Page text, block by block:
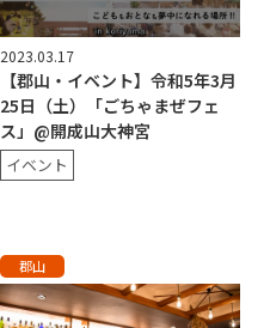
2023.03.17
【郡山・イベント】令和5年3月
25日（土）「ごちゃまぜフェ
ス」@開成山大神宮
イベント
郡山